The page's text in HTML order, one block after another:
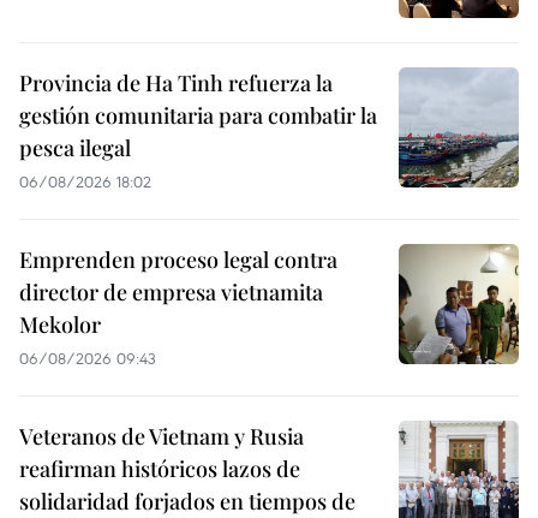
Provincia de Ha Tinh refuerza la
gestión comunitaria para combatir la
pesca ilegal
06/08/2026 18:02
Emprenden proceso legal contra
director de empresa vietnamita
Mekolor
06/08/2026 09:43
Veteranos de Vietnam y Rusia
reafirman históricos lazos de
solidaridad forjados en tiempos de